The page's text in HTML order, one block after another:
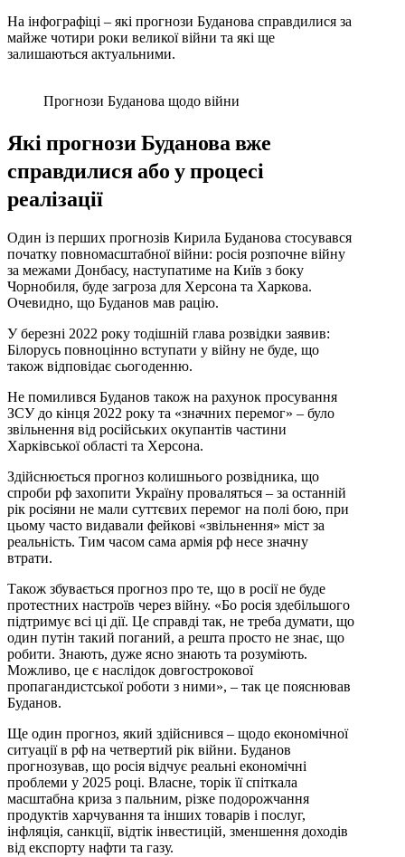
На інфографіці – які прогнози Буданова справдилися за
майже чотири роки великої війни та які ще
залишаються актуальними.
Прогнози Буданова щодо війни
Які прогнози Буданова вже
справдилися або у процесі
реалізації
Один із перших прогнозів Кирила Буданова стосувався
початку повномасштабної війни: росія розпочне війну
за межами Донбасу, наступатиме на Київ з боку
Чорнобиля, буде загроза для Херсона та Харкова.
Очевидно, що Буданов мав рацію.
У березні 2022 року тодішній глава розвідки заявив:
Білорусь повноцінно вступати у війну не буде, що
також відповідає сьогоденню.
Не помилився Буданов також на рахунок просування
ЗСУ до кінця 2022 року та «значних перемог» – було
звільнення від російських окупантів частини
Харківської області та Херсона.
Здійснюється прогноз колишнього розвідника, що
спроби рф захопити Україну проваляться – за останній
рік росіяни не мали суттєвих перемог на полі бою, при
цьому часто видавали фейкові «звільнення» міст за
реальність. Тим часом сама армія рф несе значну
втрати.
Також збувається прогноз про те, що в росії не буде
протестних настроїв через війну. «Бо росія здебільшого
підтримує всі ці дії. Це справді так, не треба думати, що
один путін такий поганий, а решта просто не знає, що
робити. Знають, дуже ясно знають та розуміють.
Можливо, це є наслідок довгострокової
пропагандистської роботи з ними», – так це пояснював
Буданов.
Ще один прогноз, який здійснився – щодо економічної
ситуації в рф на четвертий рік війни. Буданов
прогнозував, що росія відчує реальні економічні
проблеми у 2025 році. Власне, торік її спіткала
масштабна криза з пальним, різке подорожчання
продуктів харчування та інших товарів і послуг,
інфляція, санкції, відтік інвестицій, зменшення доходів
від експорту нафти та газу.